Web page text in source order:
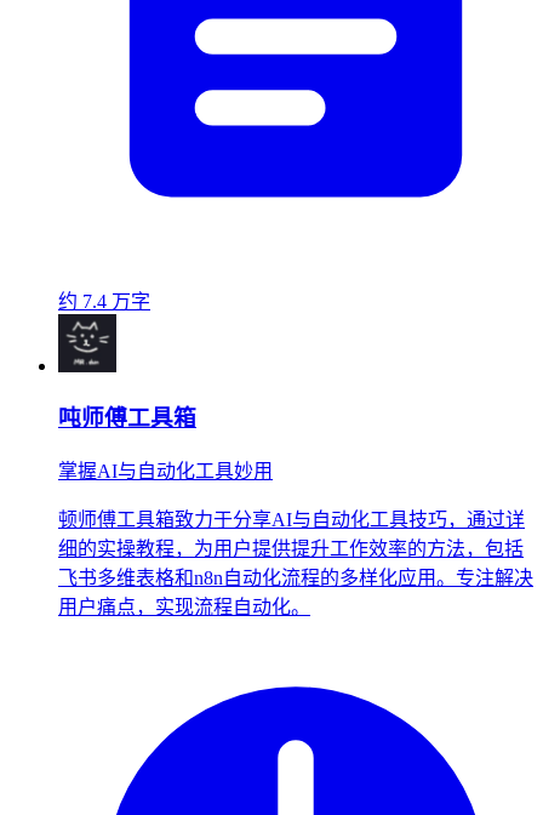
约 7.4 万字
吨师傅工具箱
掌握AI与自动化工具妙用
顿师傅工具箱致力于分享AI与自动化工具技巧，通过详
细的实操教程，为用户提供提升工作效率的方法，包括
飞书多维表格和n8n自动化流程的多样化应用。专注解决
用户痛点，实现流程自动化。